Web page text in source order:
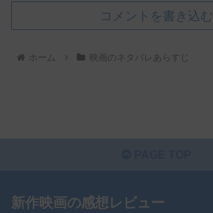
コメントを書き込む
ホーム 映画のネタバレあらすじ
新作映画の感想レビュー